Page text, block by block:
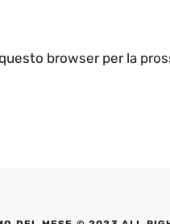
browser per la